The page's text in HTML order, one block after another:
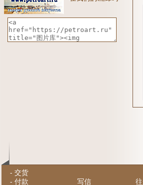
- 交货
- 付款
写信